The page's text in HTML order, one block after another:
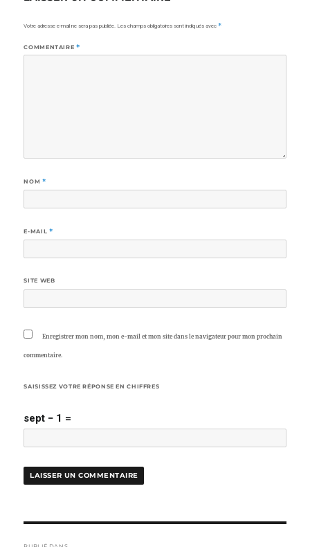
Votre adresse e-mail ne sera pas publiée. Les champs obligatoires sont indiqués avec*
COMMENTAIRE *
NOM *
E-MAIL *
SITE WEB
Enregistrer mon nom, mon e-mail et mon site dans le navigateur pour mon prochain
commentaire.
SAISISSEZ VOTRE RÉPONSE EN CHIFFRES
sept − 1 =